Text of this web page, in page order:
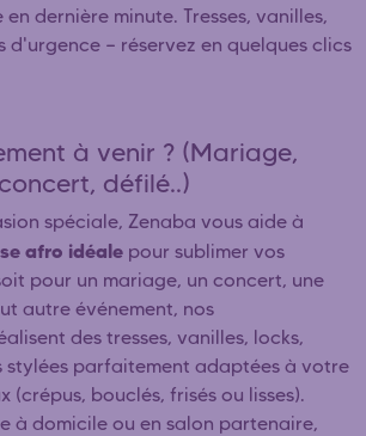
dernière minute. Tresses, vanilles,
d'urgence — réservez en quelques clics
à venir ? (Mariage,
défilé..)
spéciale, Zenaba vous aide à
afro idéale pour sublimer vos
pour un mariage, un concert, une
autre événement, nos
des tresses, vanilles, locks,
stylées parfaitement adaptées à votre
(crépus, bouclés, frisés ou lisses).
à domicile ou en salon partenaire,